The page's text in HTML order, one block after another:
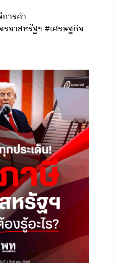
ารค้า
รจาสหรัฐฯ #เศรษฐกิจ